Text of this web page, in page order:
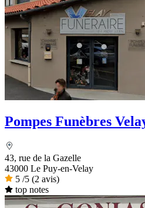
Pompes Funèbres
43, rue de la Gazelle
43000 Le Puy-en-Velay
5 /5 (2 avis)
top notes